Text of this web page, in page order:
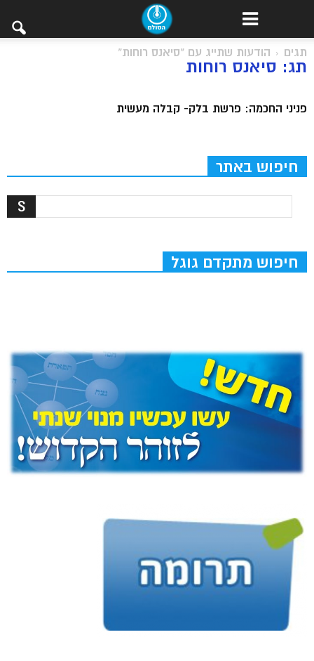
תגים הודעות שתייג עם "סיאנס רוחות"
תג: סיאנס רוחות
פניני החכמה: פרשת בלק- קבלה מעשית
חיפוש באתר
חיפוש מתקדם גוגל